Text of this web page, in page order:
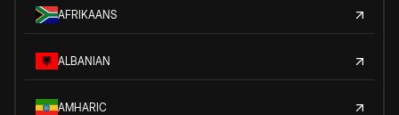
AFRIKAANS
ALBANIAN
AMHARIC